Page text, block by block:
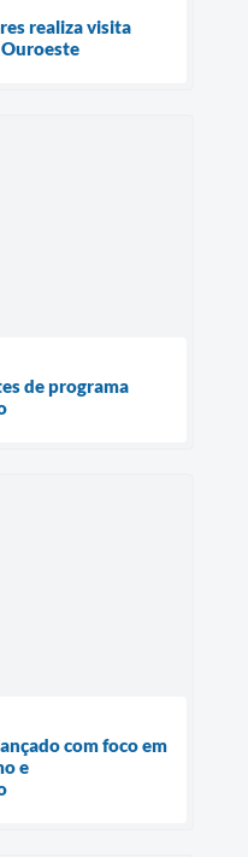
realiza visita
de programa
com foco em
e